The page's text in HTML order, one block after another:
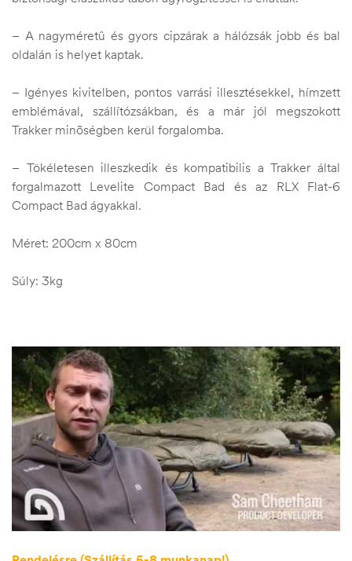
– A nagyméretû és gyors cipzárak a hálózsák jobb és bal
oldalán is helyet kaptak.
– Igényes kivitelben, pontos varrási illesztésekkel, hímzett
emblémával, szállítózsákban, és a már jól megszokott
Trakker minõségben kerül forgalomba.
– Tökéletesen illeszkedik és kompatibilis a Trakker által
forgalmazott Levelite Compact Bad és az RLX Flat-6
Compact Bad ágyakkal.
Méret: 200cm x 80cm
Súly: 3kg